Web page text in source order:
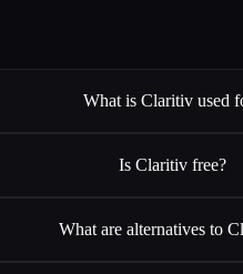
What is Claritiv used
Is Claritiv free?
What are alternatives to